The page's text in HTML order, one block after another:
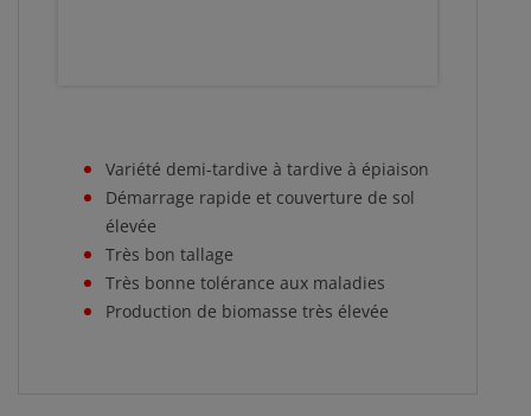
Variété demi-tardive à tardive à épiaison
Démarrage rapide et couverture de sol
élevée
Très bon tallage
Très bonne tolérance aux maladies
Production de biomasse très élevée